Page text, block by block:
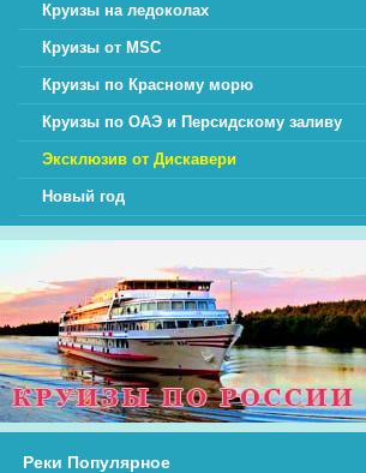
Круизы на ледоколах
Круизы от MSC
Круизы по Красному морю
Круизы по ОАЭ и Персидскому заливу
Эксклюзив от Дискавери
Новый год
Реки Популярное